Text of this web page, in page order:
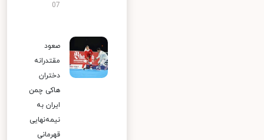
07
صعود
مقتدرانه
دختران
هاکی چمن
ایران به
نیمه‌نهایی
قهرمانی